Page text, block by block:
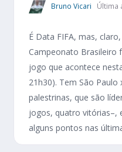
Bruno Vicari Última
É Data FIFA, mas,
Campeonato Brasileiro
jogo que acontece
21h30). Tem São Paulo
palestrinas, que são
jogos, quatro vitórias–,
alguns pontos nas